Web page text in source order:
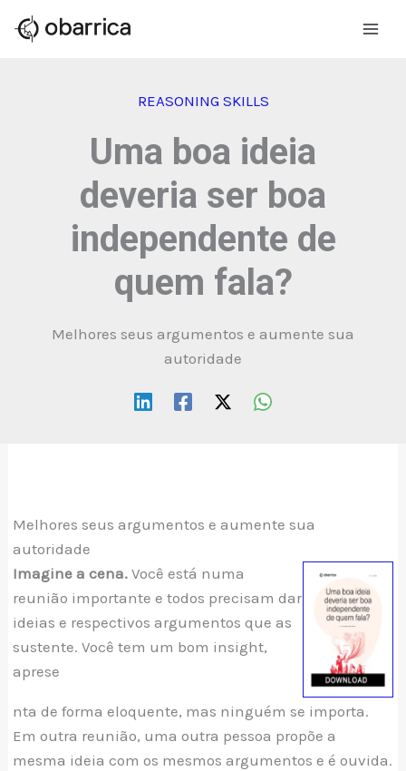
para
REASONING SKILLS
Uma boa ideia
deveria ser boa
independente de
quem fala?
Melhores seus argumentos e aumente sua
autoridade
Melhores seus argumentos e aumente sua
autoridade
Imagine a cena. Você está numa
reunião importante e todos precisam dar
ideias e respectivos argumentos que as
sustente. Você tem um bom insight,
aprese
nta de forma eloquente, mas ninguém se importa.
Em outra reunião, uma outra pessoa propõe a
mesma ideia com os mesmos argumentos e é ouvida.